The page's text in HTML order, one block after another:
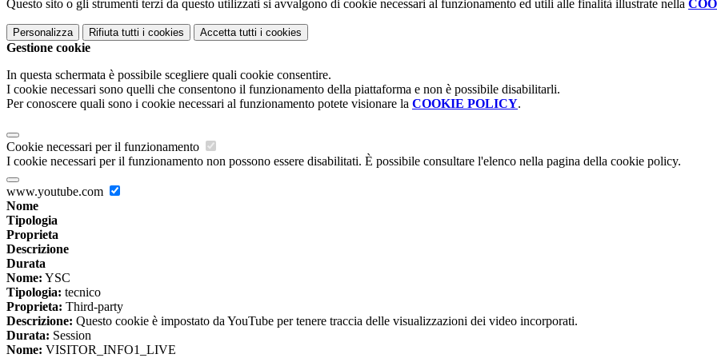
Questo sito o gli strumenti terzi da questo utilizzati si avvalgono di cookie necessari al funzionamento ed utili alle finalità illustrate nella
Personalizza Rifiuta tutti i cookies Accetta tutti i cookies
Gestione cookie
In questa schermata è possibile scegliere quali cookie consentire.
I cookie necessari sono quelli che consentono il funzionamento della piattaforma e non è possibile disabilitarli.
Per conoscere quali sono i cookie necessari al funzionamento potete visionare la COOKIE POLICY.
Cookie necessari per il funzionamento
I cookie necessari per il funzionamento non possono essere disabilitati. È possibile consultare l'elenco nella pagina della cookie policy.
www.youtube.com
Nome
Tipologia
Proprieta
Descrizione
Durata
Nome: YSC
Tipologia: tecnico
Proprieta: Third-party
Descrizione: Questo cookie è impostato da YouTube per tenere traccia delle visualizzazioni dei video incorporati.
Durata: Session
Nome: VISITOR_INFO1_LIVE